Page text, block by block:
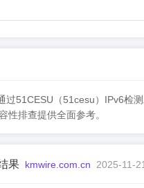
过51CESU（51cesu）IPv6检
性排查提供全面参考。
果 kmwire.com.cn 2025-11-